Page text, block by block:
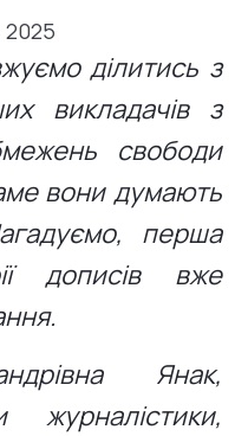
2025
ділитись з
викладачів з
свободи
вони думають
перша
дописів вже
Янак,
журналістики,